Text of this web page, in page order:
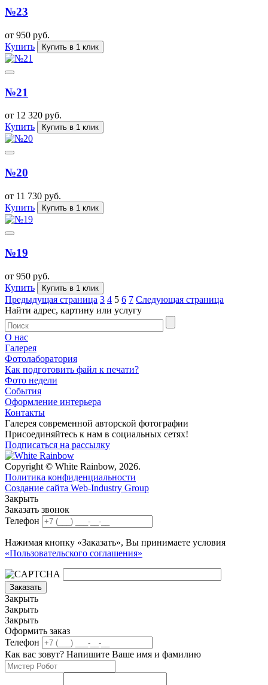
№23
от 950 руб.
Купить
Купить в 1 клик
№21
от 12 320 руб.
Купить
Купить в 1 клик
№20
от 11 730 руб.
Купить
Купить в 1 клик
№19
от 950 руб.
Купить
Купить в 1 клик
Предыдущая страница 3 4 5 6 7 Следующая страница
Найти адрес, картину или услугу
О нас
Галерея
Фотолаборатория
Как подготовить файл к печати?
Фото недели
События
Оформление интерьера
Контакты
Галерея современной авторской фотографии
Присоединяйтесь к нам в социальных сетях!
Подписаться на рассылку
Copyright © White Rainbow, 2026.
Политика конфиденциальности
Создание сайта Web-Industry Group
Закрыть
Заказать звонок
Телефон
Нажимая кнопку «Заказать», Вы принимаете условия
«Пользовательского соглашения»
Заказать
Закрыть
Закрыть
Закрыть
Оформить заказ
Телефон
Как вас зовут? Напишите Ваше имя и фамилию